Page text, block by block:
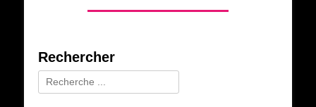
Rechercher
Rechercher :